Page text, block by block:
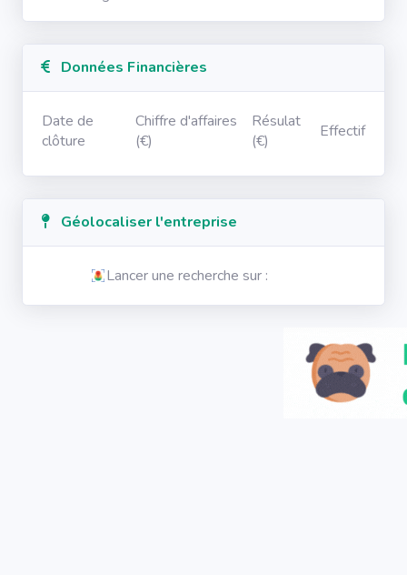
Données Financières
Date de
clôture
Chiffre d'affaires
(€)
Résulat
(€)
Effectif
Géolocaliser l'entreprise
Lancer une recherche sur :